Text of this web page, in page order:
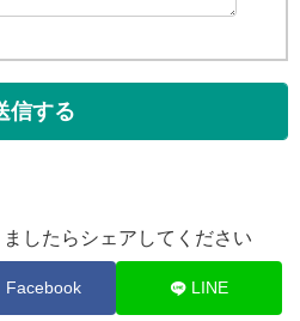
したらシェアしてください
Facebook LINE